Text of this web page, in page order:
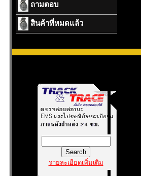
ถามตอบ
สินค้าที่หมดแล้ว
รายละเอียดเพิ่มเติม